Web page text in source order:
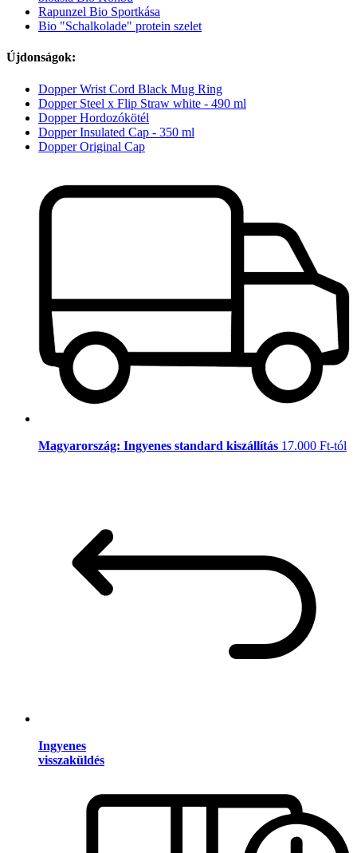
Rapunzel Bio Sportkása
Bio "Schalkolade" protein szelet
Újdonságok:
Dopper Wrist Cord Black Mug Ring
Dopper Steel x Flip Straw white - 490 ml
Dopper Hordozókötél
Dopper Insulated Cap - 350 ml
Dopper Original Cap
Magyarország: Ingyenes standard kiszállítás 17.000 Ft-tól
Ingyenes
visszaküldés